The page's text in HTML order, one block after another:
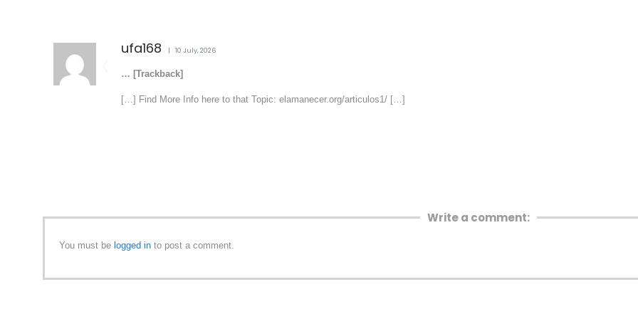
ufa168 10 July, 2026
… [Trackback]
[…] Find More Info here to that Topic: elamanecer.org/articulos1/ […]
Write a comment:
You must be logged in to post a comment.